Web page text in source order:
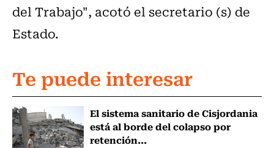
del Trabajo", acotó el secretario (s) de
Estado.
Te puede interesar
El sistema sanitario de Cisjordania
está al borde del colapso por
retención...